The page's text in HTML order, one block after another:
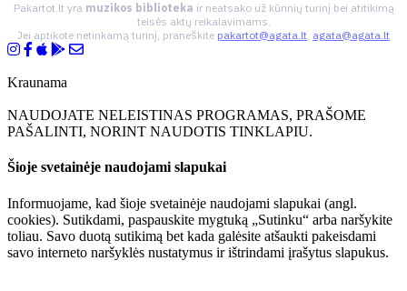
Pakartot.lt yra muzikos biblioteka ir neatsako už kūrinių turinį bei atitikimą
teisės aktų reikalavimams.
Jei aptikote netinkamą turinį, praneškite pakartot@agata.lt, agata@agata.lt
Kraunama
NAUDOJATE NELEISTINAS PROGRAMAS, PRAŠOME
PAŠALINTI, NORINT NAUDOTIS TINKLAPIU.
Šioje svetainėje naudojami slapukai
Informuojame, kad šioje svetainėje naudojami slapukai (angl.
cookies). Sutikdami, paspauskite mygtuką „Sutinku“ arba naršykite
toliau. Savo duotą sutikimą bet kada galėsite atšaukti pakeisdami
savo interneto naršyklės nustatymus ir ištrindami įrašytus slapukus.